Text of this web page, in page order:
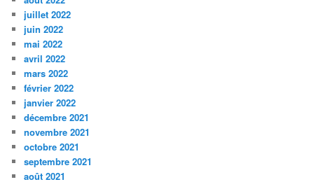
juillet 2022
juin 2022
mai 2022
avril 2022
mars 2022
février 2022
janvier 2022
décembre 2021
novembre 2021
octobre 2021
septembre 2021
août 2021